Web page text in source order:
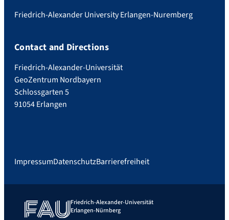
Friedrich-Alexander University Erlangen-Nuremberg
Contact and Directions
Friedrich-Alexander-Universität
GeoZentrum Nordbayern
Schlossgarten 5
91054 Erlangen
ImpressumDatenschutzBarrierefreiheit
Friedrich-Alexander-Universität
Erlangen-Nürnberg